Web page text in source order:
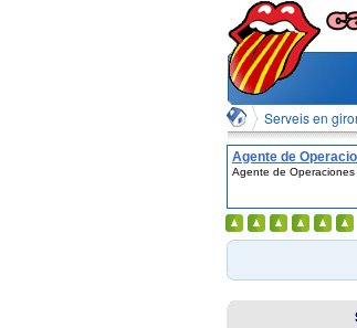
Serveis en
Agente de
Agente de